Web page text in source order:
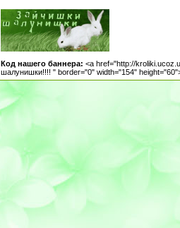
Код нашего баннера: <a href="http://
шалунишки!!!! " border="0" width="154"